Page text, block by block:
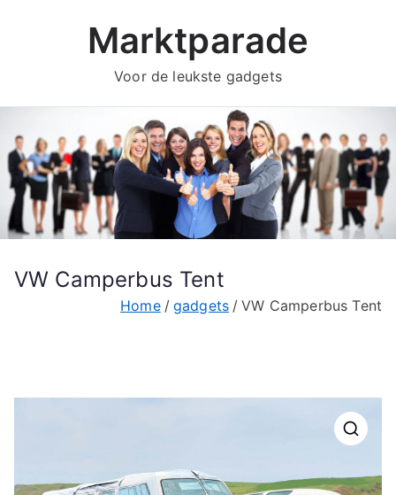
Marktparade
Voor de leukste gadgets
VW Camperbus Tent
Home gadgets VW Camperbus Tent